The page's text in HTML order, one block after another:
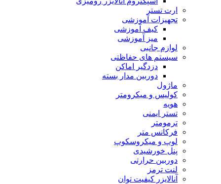
ارت تستر
تجهیزات آموزشی
کیف آموزشی
میز آموزشی
لوازم جانبی
سیستم های حفاظتی
دزدگیر اماکن
دوربین مدار بسته
ماژول
کولیس و میکرومتر
هویه
تستر ایمنی
ترمومتر
فرکانس متر
لوپ و میکروسکوپ
پنل خورشیدی
دوربین حرارتی
لنت ترمز
آنالایزر کیفیت توان